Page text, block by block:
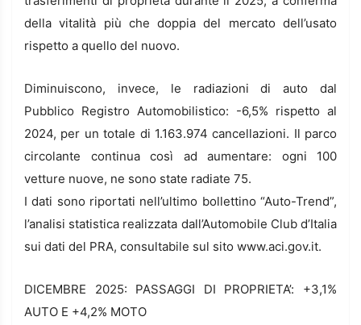
della vitalità più che doppia del mercato dell’usato
rispetto a quello del nuovo.
Diminuiscono, invece, le radiazioni di auto dal
Pubblico Registro Automobilistico: -6,5% rispetto al
2024, per un totale di 1.163.974 cancellazioni. Il parco
circolante continua così ad aumentare: ogni 100
vetture nuove, ne sono state radiate 75.
I dati sono riportati nell’ultimo bollettino “Auto-Trend”,
l’analisi statistica realizzata dall’Automobile Club d’Italia
sui dati del PRA, consultabile sul sito www.aci.gov.it.
DICEMBRE 2025: PASSAGGI DI PROPRIETA’: +3,1%
AUTO E +4,2% MOTO